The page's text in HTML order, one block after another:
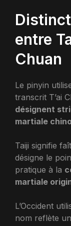
entre
Chuan
Le pinyin
transcrit T’ai
désignent
martiale
Taiji signifie
désigne le
pratique à la
martiale
L’Occident
nom reflète